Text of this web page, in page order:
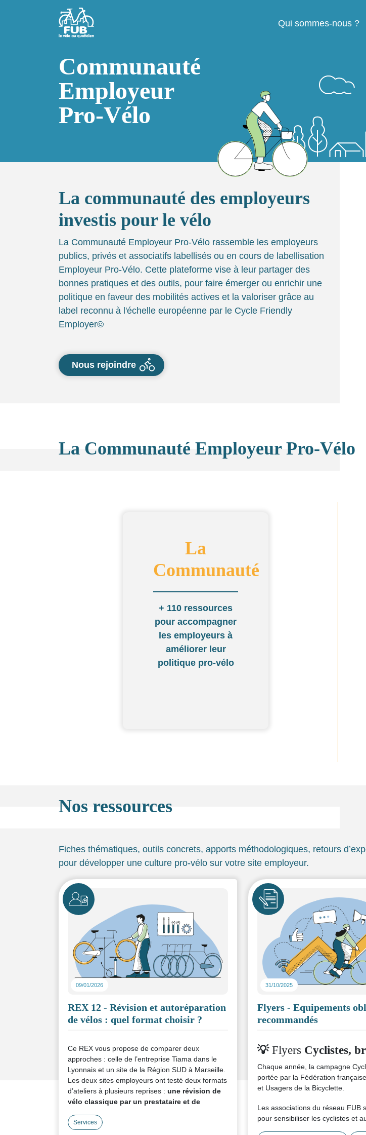
Aller au contenu principal
Navigation
Qui sommes-nous ?
Communauté
Employeur
Pro-Vélo
La communauté des employeurs
investis pour le vélo
La Communauté Employeur Pro-Vélo rassemble les employeurs
publics, privés et associatifs labellisés ou en cours de labellisation
Employeur Pro-Vélo. Cette plateforme vise à leur partager des
bonnes pratiques et des outils, pour faire émerger ou enrichir une
politique en faveur des mobilités actives et la valoriser grâce au
label reconnu à l'échelle européenne par le Cycle Friendly
Employer©
Nous rejoindre
La Communauté Employeur Pro-Vélo
La
Communauté
+ 110 ressources
pour accompagner
les employeurs à
améliorer leur
politique pro-vélo
Nos ressources
Fiches thématiques, outils concrets, apports méthodologiques, retours
pour développer une culture pro-vélo sur votre site employeur.
Icône
09/01/2026
REX 12 - Révision et autoréparation
de vélos : quel format choisir ?
Ce REX vous propose de comparer deux
approches : celle de l’entreprise Tiama dans le
Lyonnais et un site de la Région SUD à Marseille.
Les deux sites employeurs ont testé deux formats
d’ateliers à plusieurs reprises : une révision de
vélo classique par un prestataire et de
partagé les avantages et inconvénients de
Services
Icône
31/10/2025
Flyers - Equipements
recommandés
💡Flyers Cyclistes,
Chaque année, la campagne
portée par la Fédération
et Usagers de la Bicyclette.
Les associations du réseau FUB
pour sensibiliser les cyclistes et